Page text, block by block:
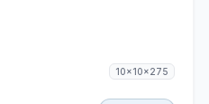
10x10x275